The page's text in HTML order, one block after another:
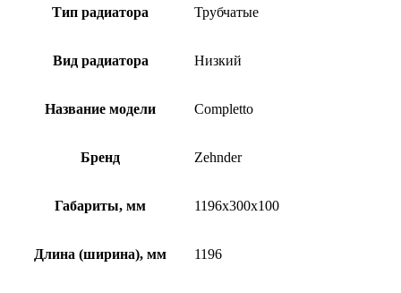
Тип радиатора Трубчатые
Вид радиатора Низкий
Название модели Completto
Бренд Zehnder
Габариты, мм 1196x300x100
Длина (ширина), мм 1196